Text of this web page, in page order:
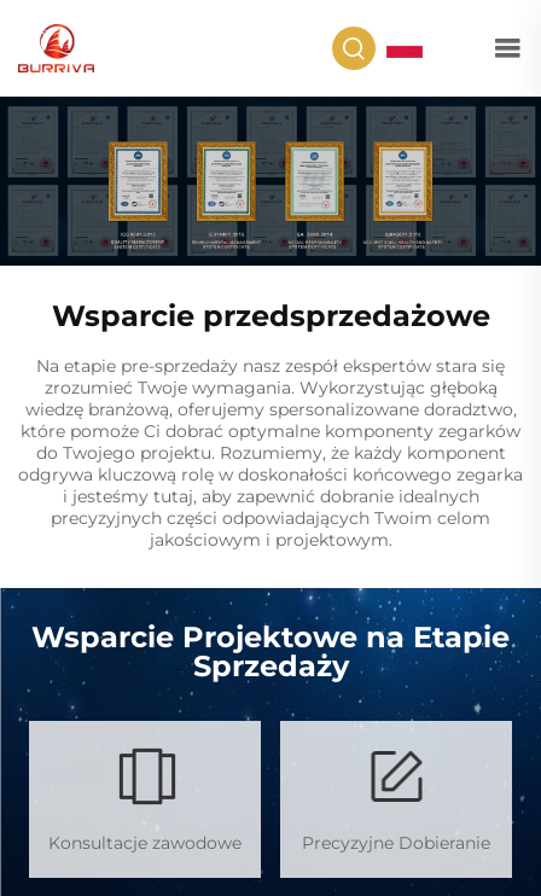
Wsparcie przedsprzedażowe
Na etapie pre-sprzedaży nasz zespół ekspertów stara się
zrozumieć Twoje wymagania. Wykorzystując głęboką
wiedzę branżową, oferujemy spersonalizowane doradztwo,
które pomoże Ci dobrać optymalne komponenty zegarków
do Twojego projektu. Rozumiemy, że każdy komponent
odgrywa kluczową rolę w doskonałości końcowego zegarka
i jesteśmy tutaj, aby zapewnić dobranie idealnych
precyzyjnych części odpowiadających Twoim celom
jakościowym i projektowym.
Wsparcie Projektowe na Etapie
Sprzedaży
Konsultacje zawodowe Precyzyjne Dobieranie